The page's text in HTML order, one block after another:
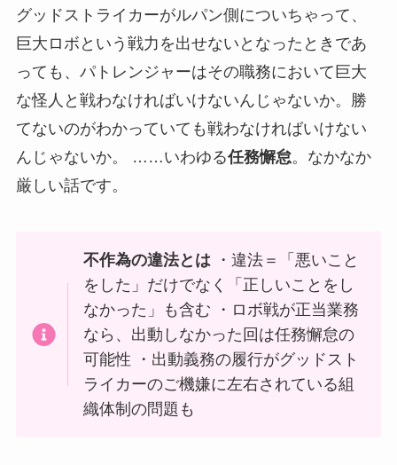
グッドストライカーがルパン側についちゃって、
巨大ロボという戦力を出せないとなったときであ
っても、パトレンジャーはその職務において巨大
な怪人と戦わなければいけないんじゃないか。勝
てないのがわかっていても戦わなければいけない
んじゃないか。 ……いわゆる任務懈怠。なかなか
厳しい話です。
不作為の違法とは ・違法＝「悪いこと
をした」だけでなく「正しいことをし
なかった」も含む ・ロボ戦が正当業務
なら、出動しなかった回は任務懈怠の
可能性 ・出動義務の履行がグッドスト
ライカーのご機嫌に左右されている組
織体制の問題も